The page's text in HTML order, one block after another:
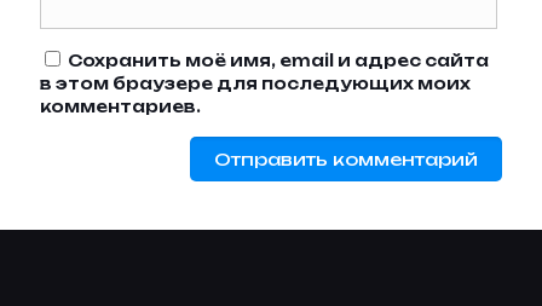
Сохранить моё имя, email и адрес сайта
в этом браузере для последующих моих
комментариев.